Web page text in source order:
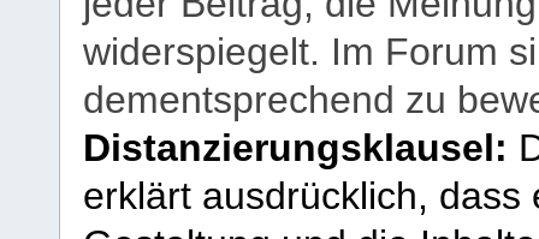
widerspiegelt. Im Forum
dementsprechend zu
Distanzierungsklausel:
erklärt ausdrücklich,